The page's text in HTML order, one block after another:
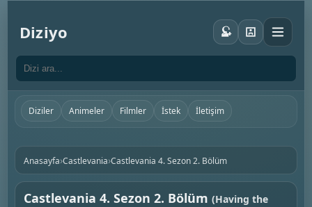
Diziyo
Diziler Animeler Filmler İstek İletişim
Anasayfa›Castlevania›Castlevania 4. Sezon 2. Bölüm
Castlevania 4. Sezon 2. Bölüm (Having the